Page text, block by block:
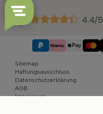
4.4/5
Sitemap
Haftungsausschluss
Datenschutzerklärung
AGB
Impressum